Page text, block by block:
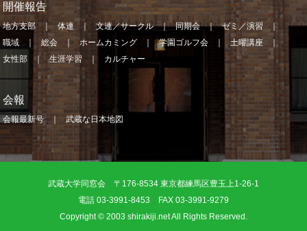
開催報告
地方支部 体連 文連／サークル 同期会
ゼミ／演習
職域
総会 ホームカミング 学園ゴルフ会
土曜講座
女性部
生涯学習 カルチャー
会報
会報最新号 武蔵な日本地図
武蔵大学同窓会 〒176-8534 東京都練馬区豊玉上1-26-1
電話 03-3991-8453 FAX 03-3991-9279
Copyright © 2003 shirakiji.net All Rights Reserved.